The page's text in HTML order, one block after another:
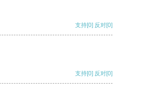
支持[0] 反对[0]
支持[0] 反对[0]